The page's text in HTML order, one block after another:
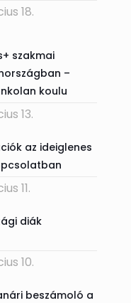
18.
szakmai
–
koulu
13.
az ideiglenes
11.
diák
10.
beszámoló a